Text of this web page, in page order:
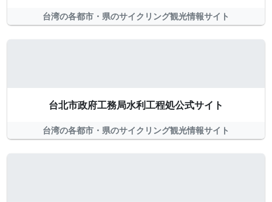
台湾の各都市・県のサイクリング観光情報サイト
台北市政府工務局水利工程処公式サイト
台湾の各都市・県のサイクリング観光情報サイト